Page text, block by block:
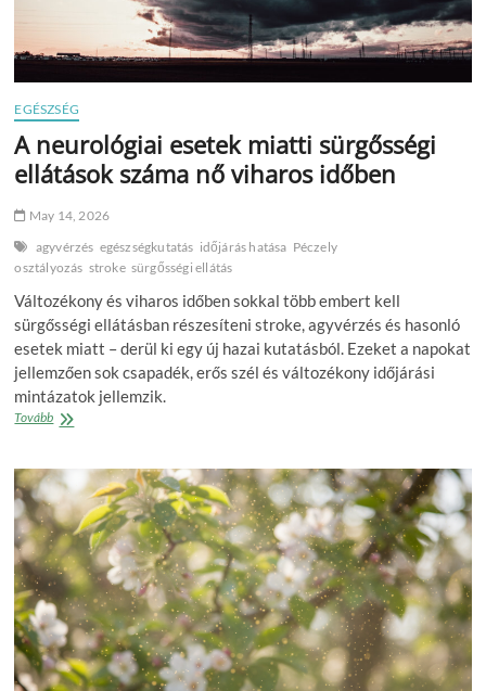
EGÉSZSÉG
A neurológiai esetek miatti sürgősségi
ellátások száma nő viharos időben
May 14, 2026
agyvérzés egészségkutatás időjárás hatása Péczely
osztályozás stroke sürgősségi ellátás
Változékony és viharos időben sokkal több embert kell
sürgősségi ellátásban részesíteni stroke, agyvérzés és hasonló
esetek miatt – derül ki egy új hazai kutatásból. Ezeket a napokat
jellemzően sok csapadék, erős szél és változékony időjárási
mintázatok jellemzik.
TovábbA
miatti
sürgősségi
ellátások
száma
nő
viharos
időben